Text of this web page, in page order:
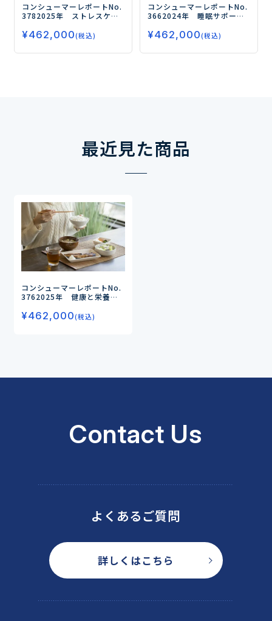
コンシューマーレポートNo.
3782025年 ストレスケア
摂取実態とニーズ（第２
－なぜストレスケア食
品を摂るのか？摂取・継続
¥462,000(税込)
コンシューマーレポートNo.
3662024年 睡眠サポート
用者のペルソナ分析とニー
ズ分析（第４弾）
－ドリン
クタイプの増加・浸透によ
¥462,000(税込)
最近見た商品
コンシューマーレポートNo.
3762025年 健康と栄養に
弾）－食品が高騰する中、消
費者の健康食品へのニーズは
¥462,000(税込)
Contact Us
よくあるご質問
詳しくはこちら